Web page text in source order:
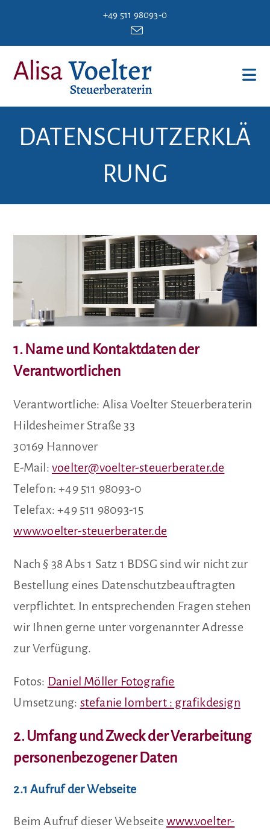
+49 511 98093-0
DATENSCHUTZERKLÄ
RUNG
1. Name und Kontaktdaten der
Verantwortlichen
Verantwortliche: Alisa Voelter Steuerberaterin
Hildesheimer Straße 33
30169 Hannover
E-Mail:voelter@voelter-steuerberater.de
Telefon: +49 511 98093-0
Telefax: +49 511 98093-15
www.voelter-steuerberater.de
Nach § 38 Abs 1 Satz 1 BDSG sind wir nicht zur
Bestellung eines Datenschutzbeauftragten
verpflichtet. In entsprechenden Fragen stehen
wir Ihnen gerne unter vorgenannter Adresse
zur Verfügung.
Fotos: Daniel Möller Fotografie
Umsetzung: stefanie lombert : grafikdesign
2. Umfang und Zweck der Verarbeitung
personenbezogener Daten
2.1 Aufruf der Webseite
Beim Aufruf dieser Webseitewww.voelter-